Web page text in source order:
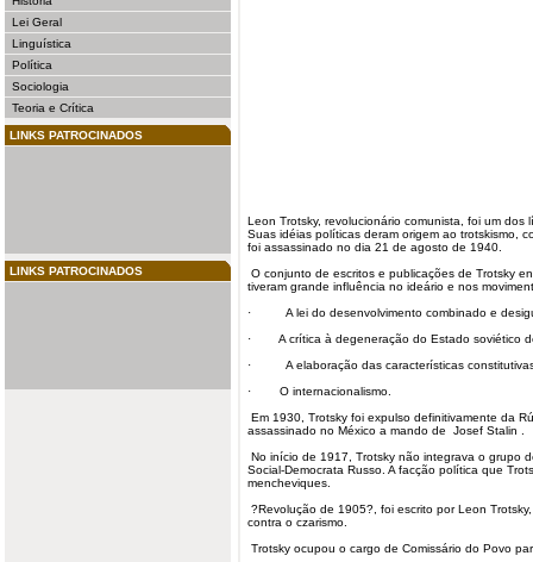
Lei Geral
Linguística
Política
Sociologia
Teoria e Crítica
LINKS PATROCINADOS
LINKS PATROCINADOS
Leon Trotsky, revolucionário comunista, foi um dos
Suas idéias políticas deram origem ao trotskismo,
foi assassinado no dia 21 de agosto de 1940.
O conjunto de escritos e publicações de Trotsky
tiveram grande influência no ideário e nos
· A lei do desenvolvimento combinado e
· A crítica à degeneração do Estado soviético
· A elaboração das características constitutivas
· O internacionalismo.
Em 1930, Trotsky foi expulso definitivamente da
assassinado no México a mando de Josef Stalin
No início de 1917, Trotsky não integrava o grupo
Social-Democrata Russo. A facção política que
mencheviques.
?Revolução de 1905?, foi escrito porLeon Trotsky
contra o czarismo.
Trotsky ocupou o cargo de Comissário do Povo